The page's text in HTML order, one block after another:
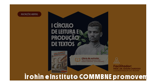
de Paripe
Ìrohìn e Instituto COMMBNE promovem